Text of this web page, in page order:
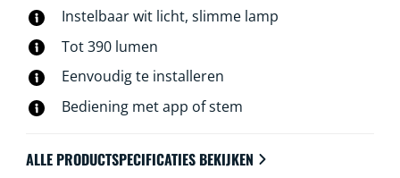
Instelbaar wit licht, slimme lamp
Tot 390 lumen
Eenvoudig te installeren
Bediening met app of stem
ALLE PRODUCTSPECIFICATIES BEKIJKEN